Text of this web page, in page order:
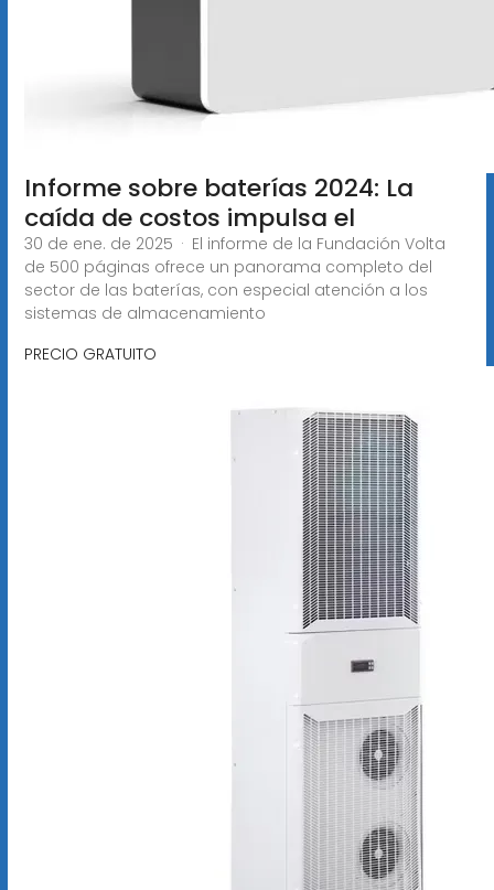
Informe sobre baterías 2024: La
caída de costos impulsa el
30 de ene. de 2025 · El informe de la Fundación Volta
de 500 páginas ofrece un panorama completo del
sector de las baterías, con especial atención a los
sistemas de almacenamiento
PRECIO GRATUITO